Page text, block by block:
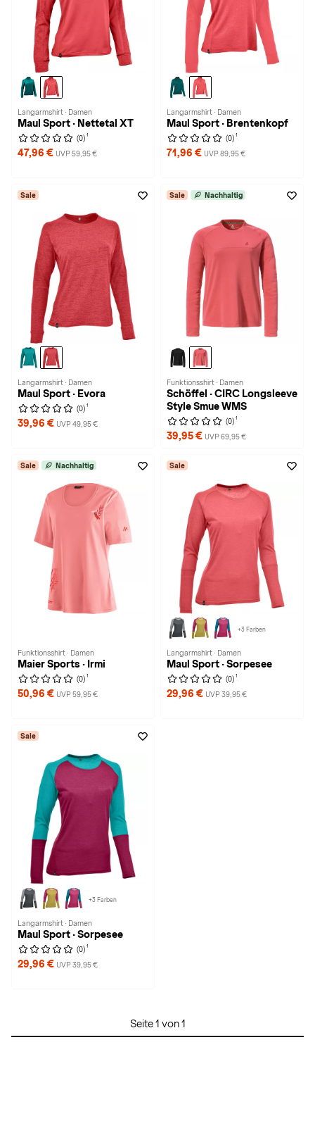
Langarmshirt · Damen
Maul Sport · Nettetal XT
(0) 1
47,96 € UVP 59,95 €
Langarmshirt · Damen
Maul Sport · Brentenkopf
(0) 1
71,96 € UVP 89,95 €
Sale
Langarmshirt · Damen
Maul Sport · Evora
(0) 1
39,96 € UVP 49,95 €
Sale Nachhaltig
Funktionsshirt · Damen
Schöffel · CIRC Longsleeve
Style Smue WMS
(0) 1
39,95 € UVP 69,95 €
Sale Nachhaltig
Funktionsshirt · Damen
Maier Sports · Irmi
(0) 1
50,96 € UVP 59,95 €
Sale
+3 Farben
Langarmshirt · Damen
Maul Sport · Sorpesee
(0) 1
29,96 € UVP 39,95 €
Sale
+3 Farben
Langarmshirt · Damen
Maul Sport · Sorpesee
(0) 1
29,96 € UVP 39,95 €
Seite 1 von 1